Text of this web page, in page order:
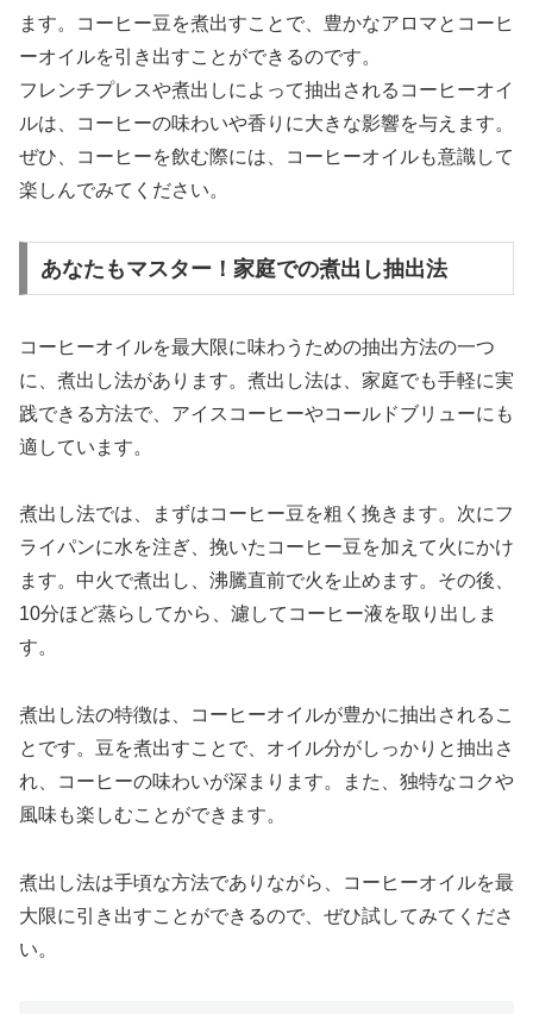
ます。コーヒー豆を煮出すことで、豊かなアロマとコーヒ
ーオイルを引き出すことができるのです。
フレンチプレスや煮出しによって抽出されるコーヒーオイ
ルは、コーヒーの味わいや香りに大きな影響を与えます。
ぜひ、コーヒーを飲む際には、コーヒーオイルも意識して
楽しんでみてください。
あなたもマスター！家庭での煮出し抽出法
コーヒーオイルを最大限に味わうための抽出方法の一つ
に、煮出し法があります。煮出し法は、家庭でも手軽に実
践できる方法で、アイスコーヒーやコールドブリューにも
適しています。
煮出し法では、まずはコーヒー豆を粗く挽きます。次にフ
ライパンに水を注ぎ、挽いたコーヒー豆を加えて火にかけ
ます。中火で煮出し、沸騰直前で火を止めます。その後、
10分ほど蒸らしてから、濾してコーヒー液を取り出しま
す。
煮出し法の特徴は、コーヒーオイルが豊かに抽出されるこ
とです。豆を煮出すことで、オイル分がしっかりと抽出さ
れ、コーヒーの味わいが深まります。また、独特なコクや
風味も楽しむことができます。
煮出し法は手頃な方法でありながら、コーヒーオイルを最
大限に引き出すことができるので、ぜひ試してみてくださ
い。